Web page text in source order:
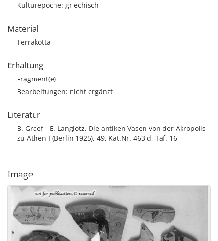
Kulturepoche: griechisch
Material
Terrakotta
Erhaltung
Fragment(e)
Bearbeitungen: nicht ergänzt
Literatur
B. Graef - E. Langlotz, Die antiken Vasen von der Akropolis
zu Athen I (Berlin 1925), 49, Kat.Nr. 463 d, Taf. 16
Image